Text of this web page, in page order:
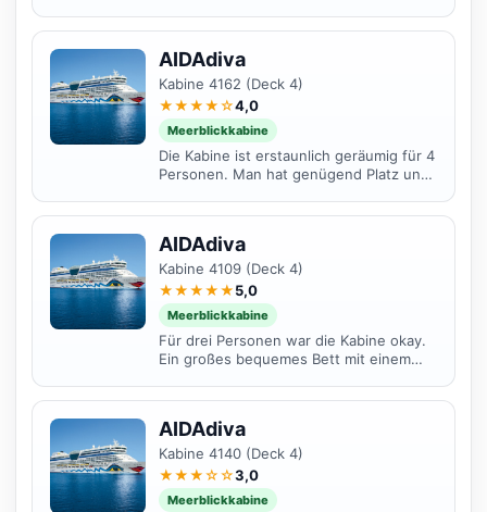
Zum Entsperren muß dann...
AIDAdiva
Kabine 4162 (Deck 4)
★★★★☆4,0
Meerblickkabine
Die Kabine ist erstaunlich geräumig für 4
Personen. Man hat genügend Platz und
ein oder...
AIDAdiva
Kabine 4109 (Deck 4)
★★★★★5,0
Meerblickkabine
Für drei Personen war die Kabine okay.
Ein großes bequemes Bett mit einem
aus konnten wir...
AIDAdiva
Kabine 4140 (Deck 4)
★★★☆☆3,0
Meerblickkabine